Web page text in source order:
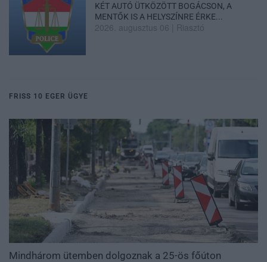
KÉT AUTÓ ÜTKÖZÖTT BOGÁCSON, A
MENTŐK IS A HELYSZÍNRE ÉRKE...
2026. augusztus 06 Riasztó
FRISS 10 EGER ÜGYE
Mindhárom ütemben dolgoznak a 25-ös főúton